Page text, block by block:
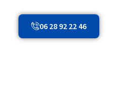
06 28 92 22 46